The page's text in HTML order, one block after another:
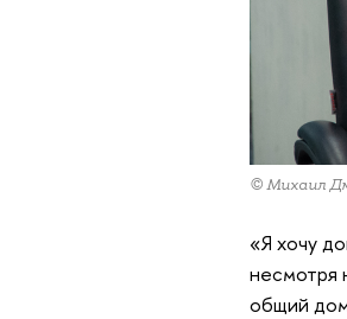
© Михаил
«Я хочу
несмотря
общий